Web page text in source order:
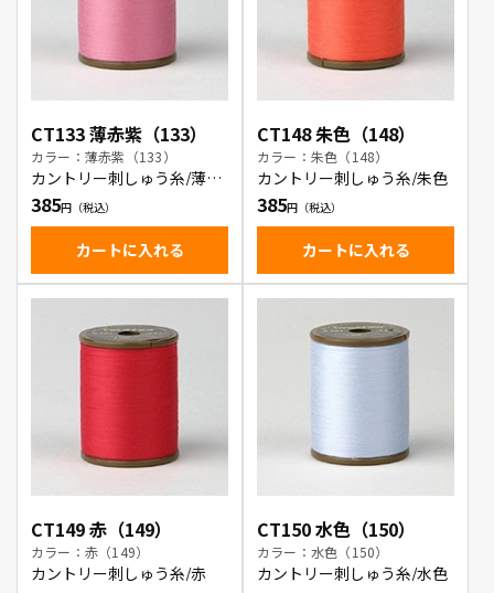
CT133 薄赤紫（133）
カラー：薄赤紫（133）
カントリー刺しゅう糸/薄赤
紫
385
カートに入れる
CT148 朱色（148）
カラー：朱色（148）
カントリー刺しゅう糸/朱色
385
カートに入れる
CT149 赤（149）
カラー：赤（149）
カントリー刺しゅう糸/赤
CT150 水色（150）
カラー：水色（150）
カントリー刺しゅう糸/水色